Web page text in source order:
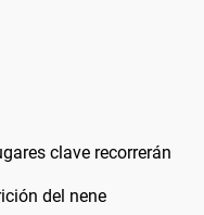
clave recorrerán
del nene